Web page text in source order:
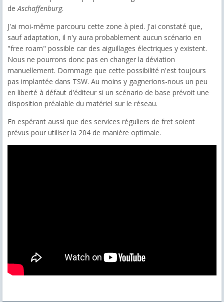
deAschaffenburg.
J'ai moi-même parcouru cette zone à pied. J'ai constaté que,
sauf adaptation, il n'y aura probablement aucun scénario en
"free roam" possible car des aiguillages électriques y existent.
Nous ne pourrons donc pas en changer la déviation
manuellement. Dommage que cette possibilité n'est toujours
pas implantée dans TSW. Au moins y gagnerions-nous un peu
en liberté à défaut d'éditeur si un scénario de base prévoit une
disposition préalable du matériel sur le réseau.
En espérant aussi que des services réguliers de fret soient
prévus pour utiliser la 204 de manière optimale.